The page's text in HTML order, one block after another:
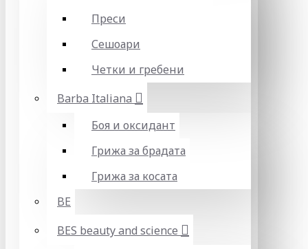
Преси
Сешоари
Четки и гребени
Barba Italiana
Боя и оксидант
Грижа за брадата
Грижа за косата
BE
BES beauty and science